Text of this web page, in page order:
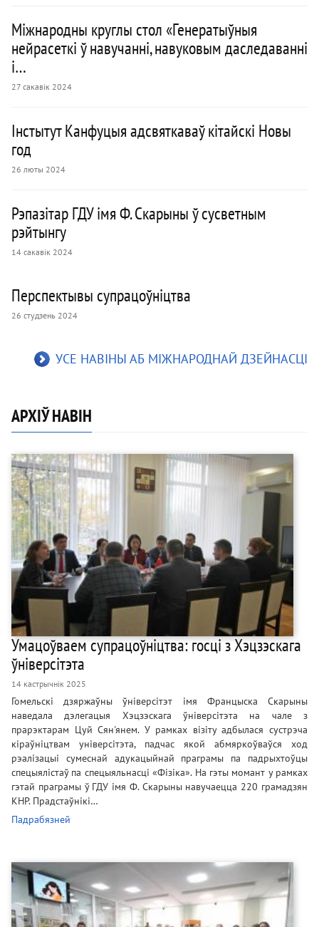
Міжнародны круглы стол «Генератыўныя
нейрасеткі ў навучанні, навуковым даследаванні
і…
27 сакавік 2024
Рэпазітар ГДУ імя Ф. Скарыны ў сусветным
рэйтынгу
14 сакавік 2024
Інстытут Канфуцыя адсвяткаваў кітайскі Новы
год
26 люты 2024
Перспектывы супрацоўніцтва
26 студзень 2024
УСЕ НАВІНЫ АБ МІЖНАРОДНАЙ ДЗЕЙНАСЦІ
АРХІЎ НАВІН
Умацоўваем супрацоўніцтва: госці з Хэцзэскага
ўніверсітэта
14 кастрычнік 2025
Гомельскі дзяржаўны ўніверсітэт імя Францыска Скарыны
наведала дэлегацыя Хэцзэскага ўніверсітэта на чале з
прарэктарам Цуй Сян'янем. У рамках візіту адбылася сустрэча
кіраўніцтвам універсітэта, падчас якой абмяркоўваўся ход
рэалізацыі сумеснай адукацыйнай праграмы па падрыхтоўцы
спецыялістаў па спецыяльнасці «Фізіка». На гэты момант у рамках
гэтай праграмы ў ГДУ імя Ф. Скарыны навучаецца 220 грамадзян
КНР. Прадстаўнікі…
Падрабязней